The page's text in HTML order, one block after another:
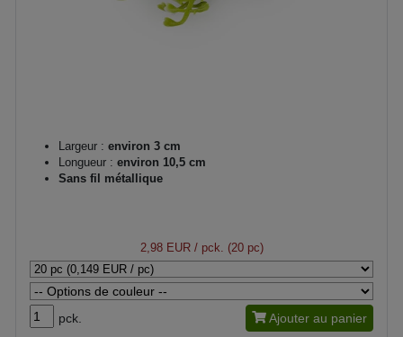
Largeur : environ 3 cm
Longueur : environ 10,5 cm
Sans fil métallique
2,98 EUR/ pck. (20 pc)
pck. Ajouter au panier